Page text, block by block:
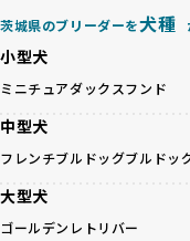
ーダー自身の理念や
さらに、こうした評価
ため、どのブリーダー
だけます。
す。
量販売、負担の大きい
題に真摯に向き合って
ペットショップやオー
ことを大切にしていま
認し、ワンちゃんが
接の引き渡しを基本と
一方で、営利優先ブリ
ットショップやオー
を軽視しがちです。
「ペットショップ等を
茨城県のブリーダーを犬種
小型犬
ミニチュアダックスフンド
中型犬
フレンチブルドッグブルドッ
大型犬
ゴールデンレトリバー